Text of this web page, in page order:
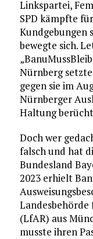
Linkspartei,
SPD kämpfte
bewegte sich.
Nürnberg
gegen sie im
Nürnberger
Haltung
Doch wer
falsch und hat
Bundesland
2023 erhielt
Landesbehörde
(LfAR) aus
musste ihren